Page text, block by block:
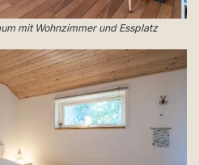
mit Wohnzimmer und Essplatz